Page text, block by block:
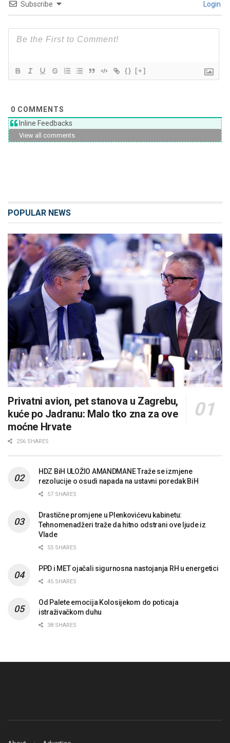
Subscribe Login
{} [+]
0 COMMENTS
Inline Feedbacks
View all comments
POPULAR NEWS
Privatni avion, pet stanova u Zagrebu,
kuće po Jadranu: Malo tko zna za ove
moćne Hrvate
256 SHARES
HDZ BiH ULOŽIO AMANDMANE Traže se izmjene
rezolucije o osudi napada na ustavni poredak BiH
57 SHARES
Drastične promjene u Plenkovićevu kabinetu:
Tehnomenadžeri traže da hitno odstrani ove ljude iz
Vlade
55 SHARES
PPD i MET ojačali sigurnosna nastojanja RH u energetici
45 SHARES
Od Palete emocija Kolosijekom do poticaja
istraživačkom duhu
38 SHARES